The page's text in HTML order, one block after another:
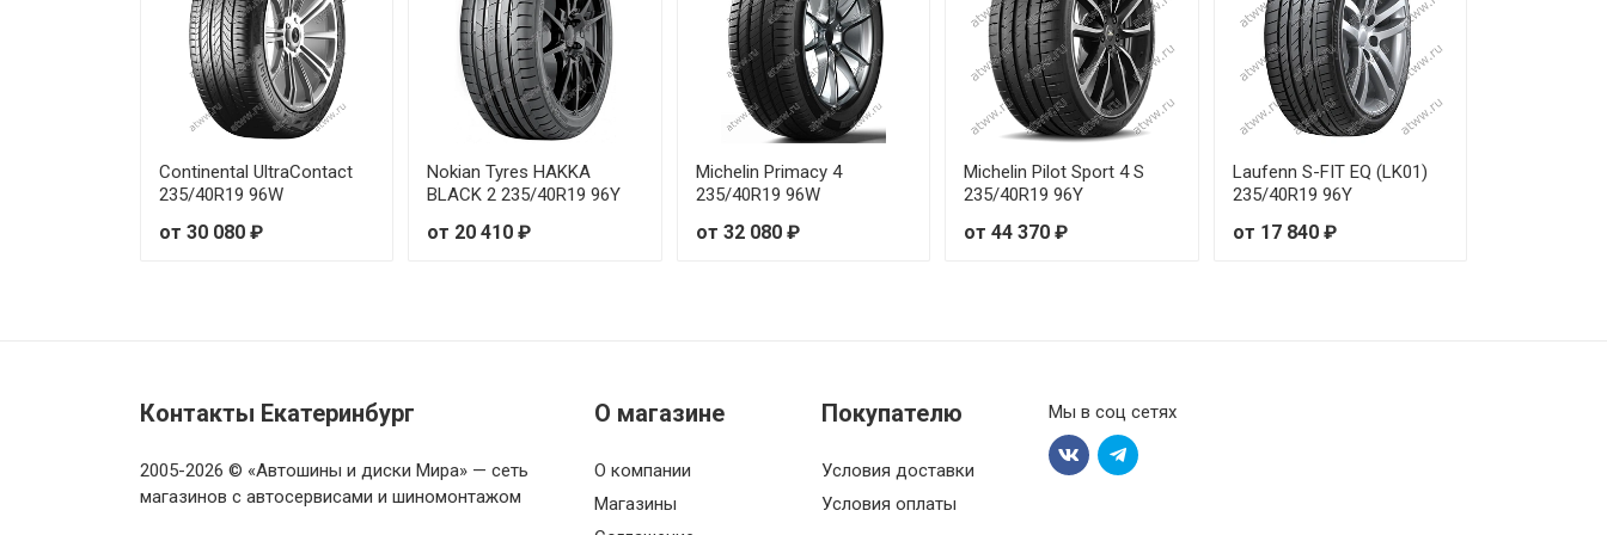
Michelin Primacy 5 225/60R17 103V от 18 990 ₽
Michelin Primacy 5 225/60R17 99V от 27 000 ₽
Michelin Primacy 5 225/60R18 100V от 26 080 ₽
Michelin Primacy 5 235/40R18 95Y от 23 680 ₽
от 30 800 ₽
Michelin Primacy 5 235/50R18 97W
Continental UltraContact
235/40R19 96W
от 30 080 ₽
Nokian Tyres HAKKA
BLACK 2 235/40R19 96Y
от 20 410 ₽
Michelin Primacy 4
235/40R19 96W
от 32 080 ₽
Michelin Pilot Sport 4 S
235/40R19 96Y
от 44 370 ₽
Laufenn S-FIT EQ (LK01)
235/40R19 96Y
от 17 840 ₽
Контакты Екатеринбург
2005-2026 © «Автошины и диски Мира» — сеть
магазинов с автосервисами и шиномонтажом
О магазине
О компании
Магазины
Покупателю
Условия доставки
Условия оплаты
Мы в соц сетях